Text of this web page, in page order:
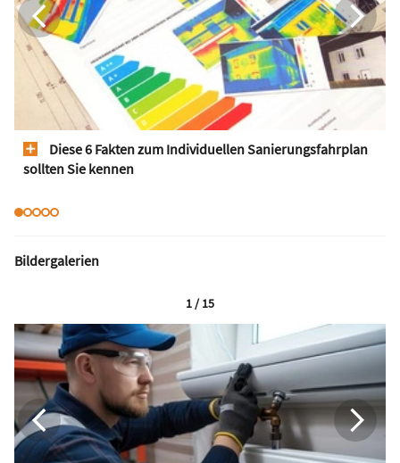
Diese 6 Fakten zum Individuellen Sanierungsfahrplan
sollten Sie kennen
Bildergalerien
1 / 15